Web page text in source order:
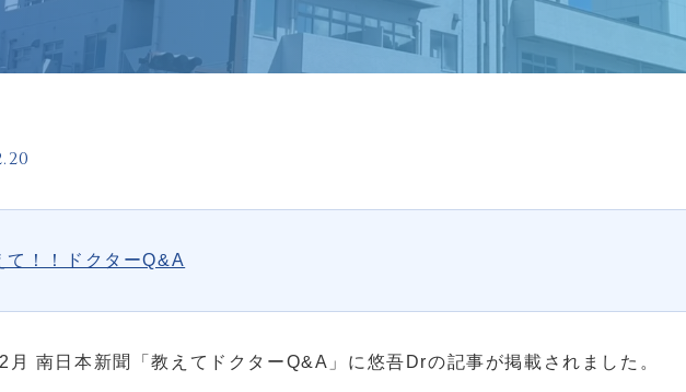
て
Bank（自家骨保
看護学生対象奨学金制度
重要なお知らせ
て！！ドクターQ&A
月 南日本新聞「教えてドクターQ&A」に悠吾Drの記事が掲載されました。